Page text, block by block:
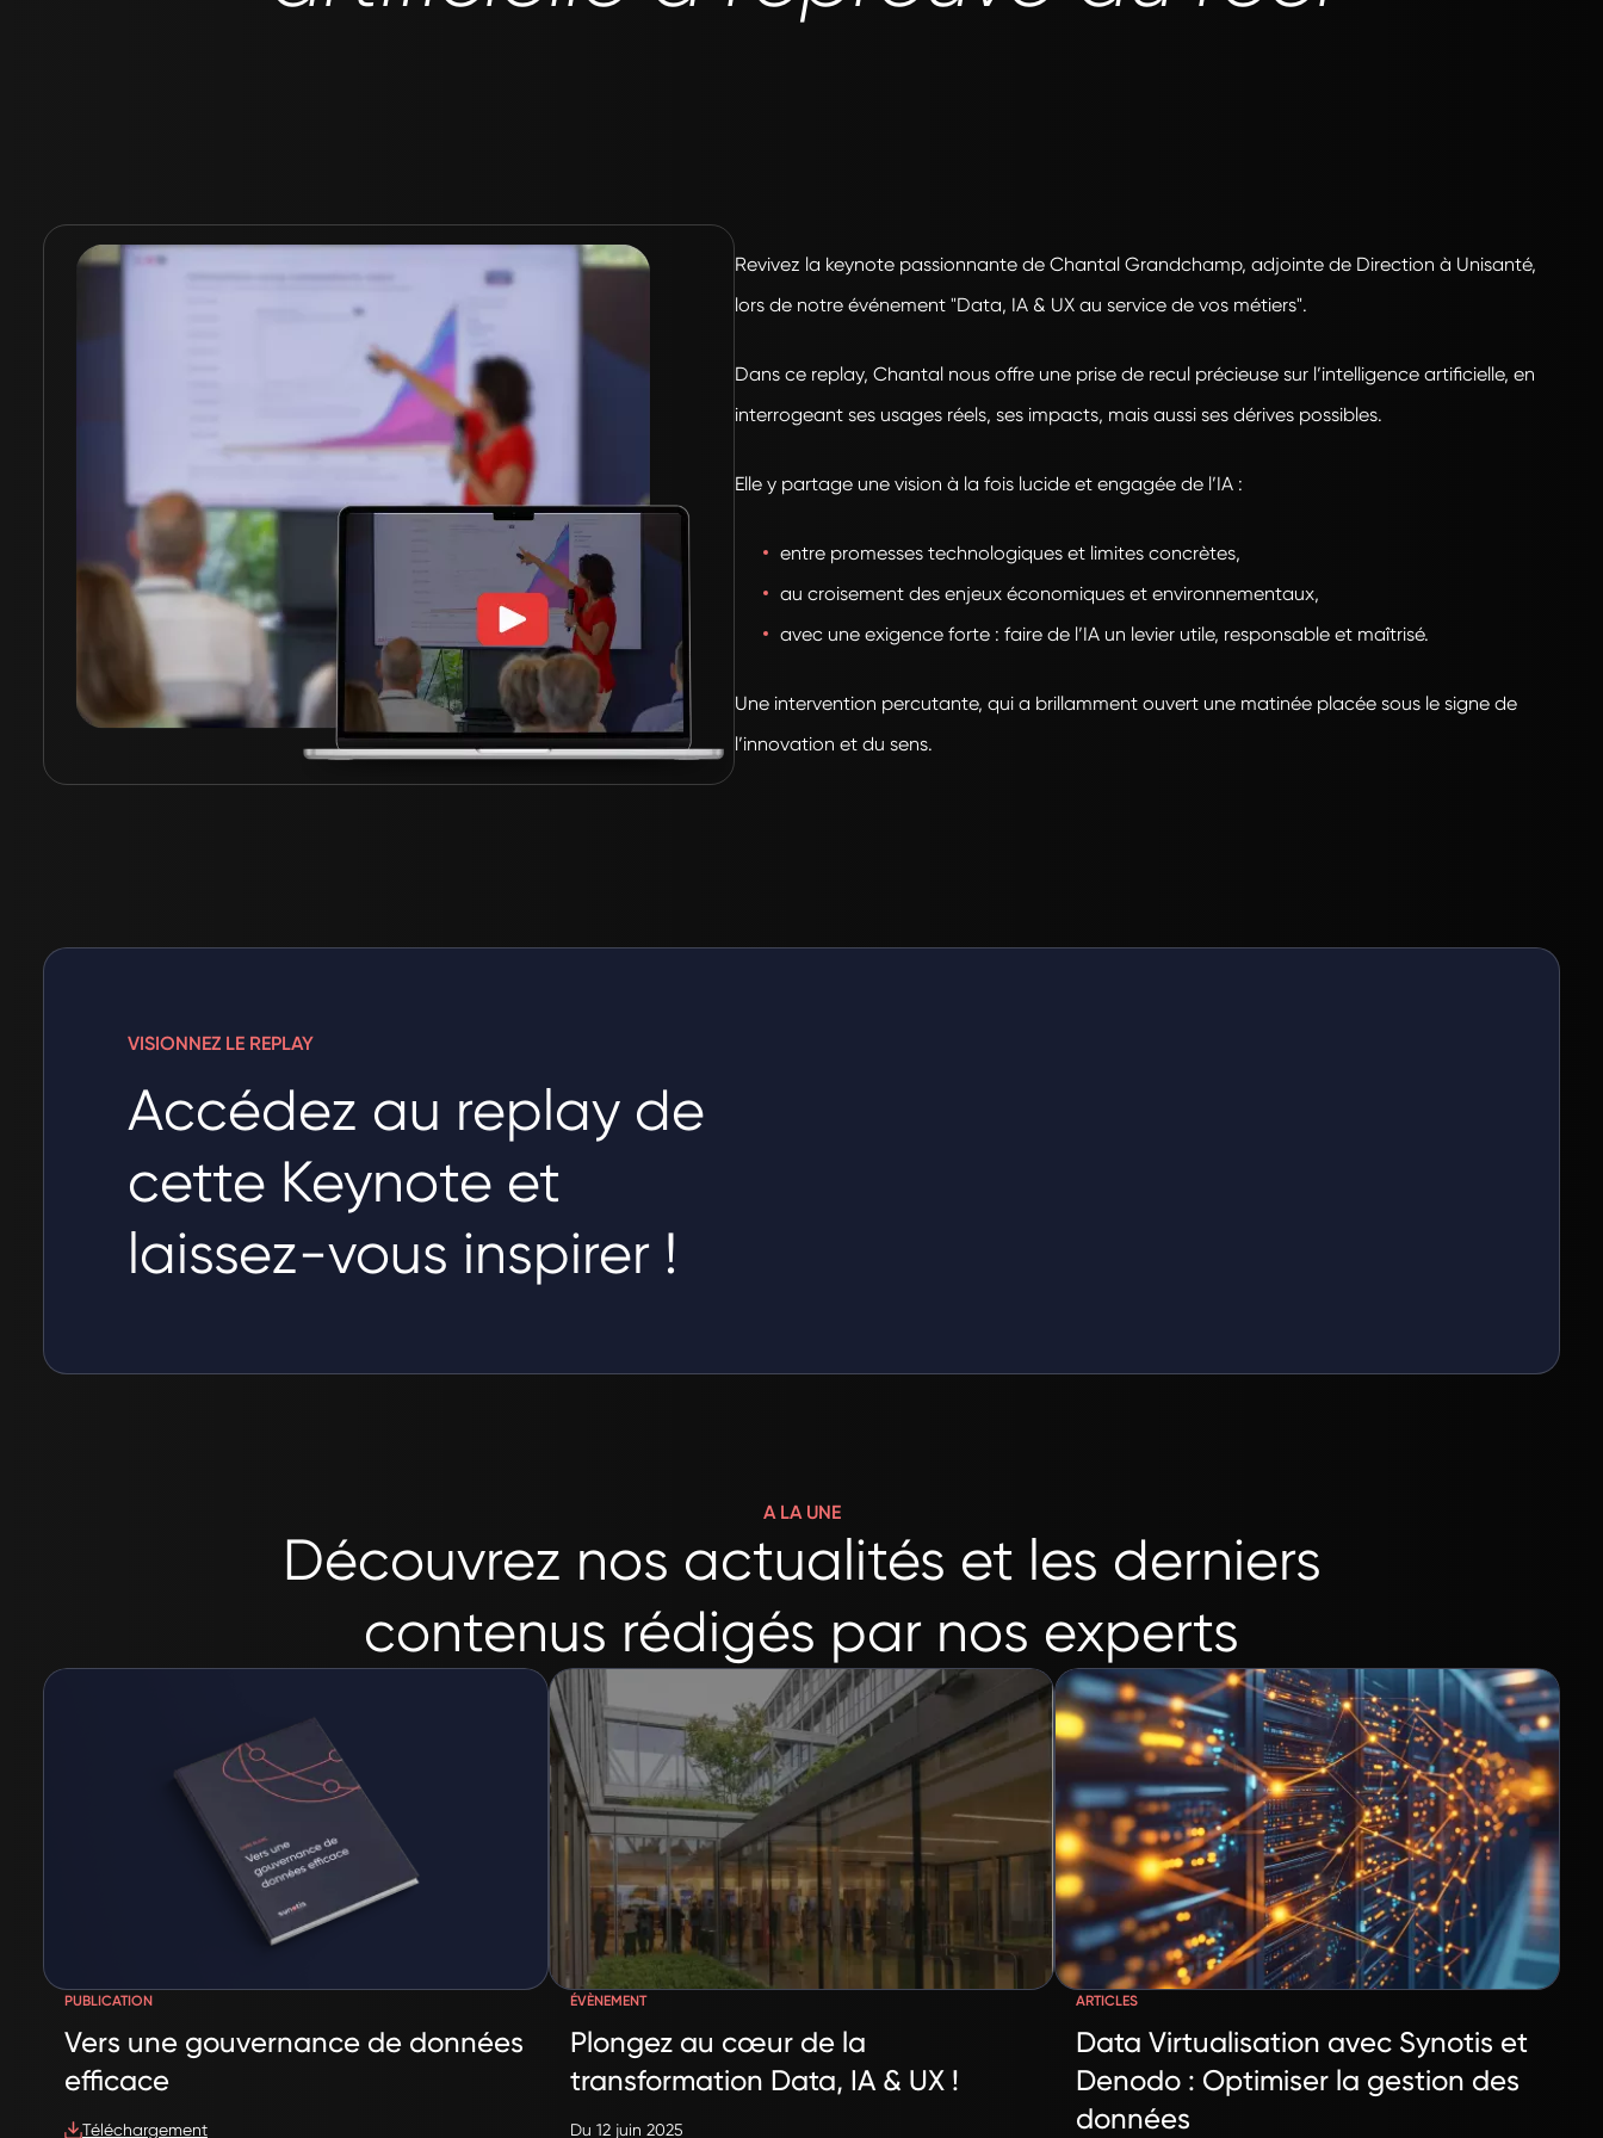
Revivez la keynote passionnante de Chantal Grandchamp, adjointe de Direction à Unisanté,
lors de notre événement "Data, IA & UX au service de vos métiers".
Dans ce replay, Chantal nous offre une prise de recul précieuse sur l’intelligence artificielle, en
interrogeant ses usages réels, ses impacts, mais aussi ses dérives possibles.
Elle y partage une vision à la fois lucide et engagée de l’IA :
entre promesses technologiques et limites concrètes,
au croisement des enjeux économiques et environnementaux,
avec une exigence forte : faire de l’IA un levier utile, responsable et maîtrisé.
Une intervention percutante, qui a brillamment ouvert une matinée placée sous le signe de
l’innovation et du sens.
VISIONNEZ LE REPLAY
Accédez au replay de
cette Keynote et
laissez-vous inspirer !
A LA UNE
Découvrez nos actualités et les derniers
contenus rédigés par nos experts
PUBLICATION
Vers une gouvernance de données
efficace
Téléchargement
ÉVÈNEMENT
Plongez au cœur de la
transformation Data, IA & UX !
Du 12 juin 2025
ARTICLES
Data Virtualisation avec Synotis et
Denodo : Optimiser la gestion des
données